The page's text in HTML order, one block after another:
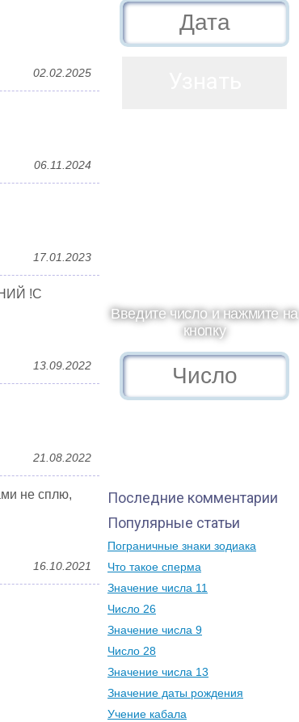
02.02.2025
06.11.2024
17.01.2023
!С
13.09.2022
21.08.2022
не сплю,
16.10.2021
Введите число и нажмите на
кнопку
Последние комментарии
Популярные статьи
Пограничные знаки зодиака
Что такое сперма
Значение числа 11
Число 26
Значение числа 9
Число 28
Значение числа 13
Значение даты рождения
Учение кабала